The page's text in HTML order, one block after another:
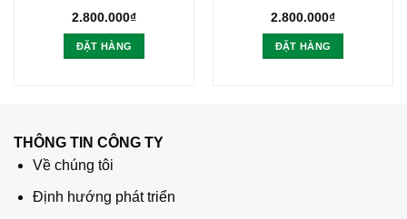
2.800.000₫
ĐẶT HÀNG
2.800.000₫
ĐẶT HÀNG
THÔNG TIN CÔNG TY
Về chúng tôi
Định hướng phát triển